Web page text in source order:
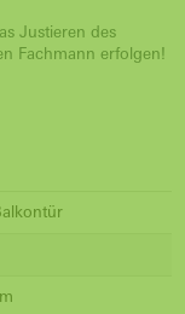
Justieren des
Fachmann erfolgen!